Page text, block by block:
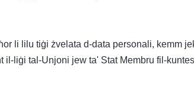
li lilu tiġi żvelata d-data personali, kemm
liġi tal-Unjoni jew ta' Stat Membru fil-